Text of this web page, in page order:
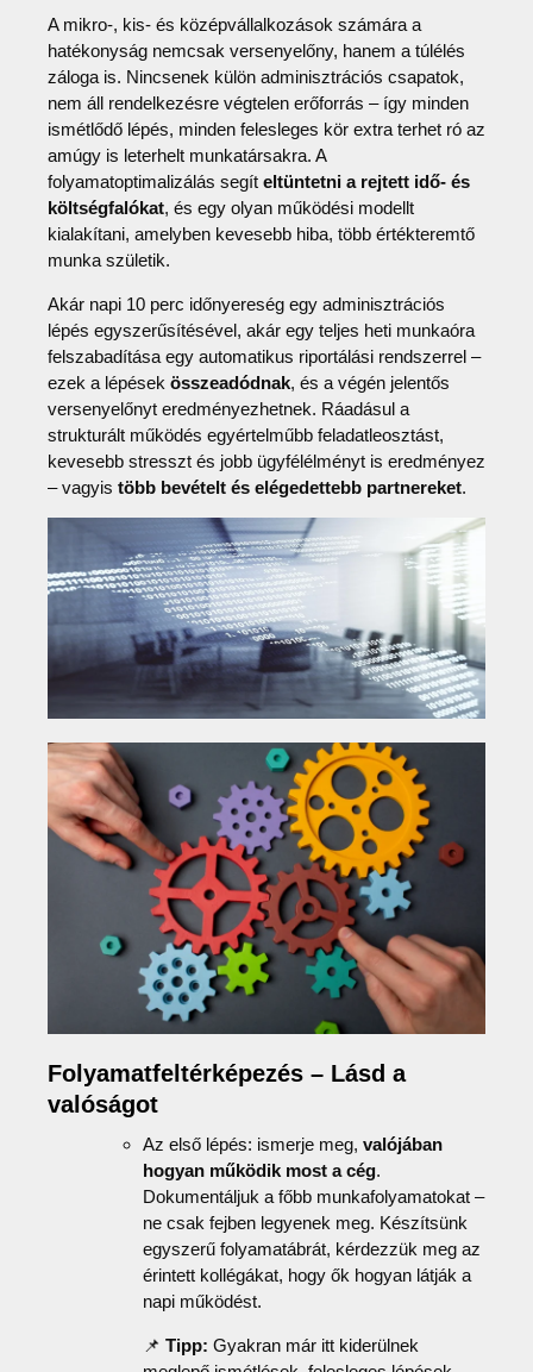
A mikro-, kis- és középvállalkozások számára a
hatékonyság nemcsak versenyelőny, hanem a túlélés
záloga is. Nincsenek külön adminisztrációs csapatok,
nem áll rendelkezésre végtelen erőforrás – így minden
ismétlődő lépés, minden felesleges kör extra terhet ró az
amúgy is leterhelt munkatársakra. A
folyamatoptimalizálás segít eltüntetni a rejtett idő- és
költségfalókat, és egy olyan működési modellt
kialakítani, amelyben kevesebb hiba, több értékteremtő
munka születik.
Akár napi 10 perc időnyereség egy adminisztrációs
lépés egyszerűsítésével, akár egy teljes heti munkaóra
felszabadítása egy automatikus riportálási rendszerrel –
ezek a lépések összeadódnak, és a végén jelentős
versenyelőnyt eredményezhetnek. Ráadásul a
strukturált működés egyértelműbb feladatleosztást,
kevesebb stresszt és jobb ügyfélélményt is eredményez
– vagyis több bevételt és elégedettebb partnereket.
Folyamatfeltérképezés – Lásd a
valóságot
Az első lépés: ismerje meg, valójában
hogyan működik most a cég.
Dokumentáljuk a főbb munkafolyamatokat –
ne csak fejben legyenek meg. Készítsünk
egyszerű folyamatábrát, kérdezzük meg az
érintett kollégákat, hogy ők hogyan látják a
napi működést.
📌 Tipp: Gyakran már itt kiderülnek